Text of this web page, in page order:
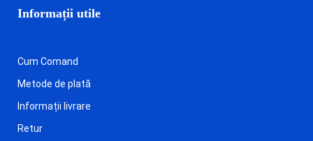
Informații utile
Cum Comand
Metode de plată
Informații livrare
Retur